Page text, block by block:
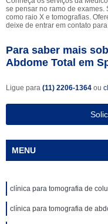
se pensar no ramo de
como raio X e tomografias.
deixe de entrar em contato
Para saber mais
Abdome Total em
Ligue para (11) 2206-1364 ou
MENU
clínica para tomografia de
clínica para tomografia de